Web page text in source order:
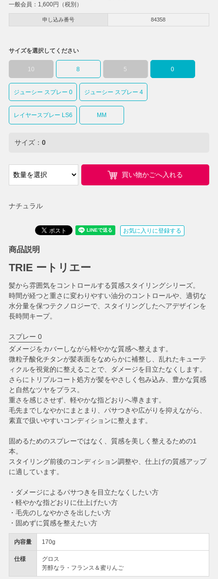
一般会員： 1,600円（税別）
申し込み番号 84358
ナチュラル
内容量 170g
仕様
グロス
芳醇なラ・フランス＆蜜りんご
サイズを選択してください
10 8 5 0
ジューシー スプレー 0 ジューシー スプレー 4
レイヤースプレー LS6 MM
サイズ： 0
買い物かごへ入れる
お気に入りに登録する
商品説明
TRIE ートリエー
髪から雰囲気をコントロールする質感スタイリングシリーズ。
時間が経つと重さに変わりやすい油分のコントロールや、適切な
水分量を保つテクノロジーで、スタイリングしたヘアデザインを
長時間キープ。
スプレー 0
ダメージをカバーしながら軽やかな質感へ整えます。
微粒子酸化チタンが髪表面をなめらかに補整し、乱れたキューテ
ィクルを視覚的に整えることで、ダメージを目立たなくします。
さらにトリプルコート処方が髪をやさしく包み込み、豊かな質感
と自然なツヤをプラス。
重さを感じさせず、軽やかな指どおりへ導きます。
毛先までしなやかにまとまり、パサつきや広がりを抑えながら、
素直で扱いやすいコンディションに整えます。
固めるためのスプレーではなく、質感を美しく整えるための1
本。
スタイリング前後のコンディション調整や、仕上げの質感アップ
に適しています。
・ダメージによるパサつきを目立たなくしたい方
・軽やかな指どおりに仕上げたい方
・毛先のしなやかさを出したい方
・固めずに質感を整えたい方